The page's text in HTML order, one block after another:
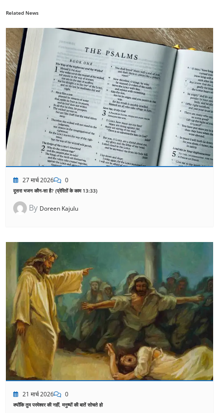
Related News
27 मार्च 2026 0
दूसरा भजन कौन-सा है? (प्रेरितों के काम 13:33)
By Doreen Kajulu
21 मार्च 2026 0
क्योंकि तुम परमेश्वर की नहीं, मनुष्यों की बातें सोचते हो